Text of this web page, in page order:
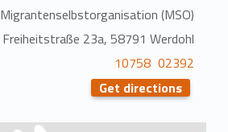
Migrantenselbstorganisation (MSO)
Freiheitstraße 23a, 58791 Werdohl
02392 10758
Get directions